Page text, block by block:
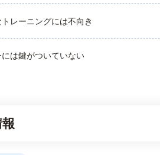
レーニングには不向き
には鍵がついていない